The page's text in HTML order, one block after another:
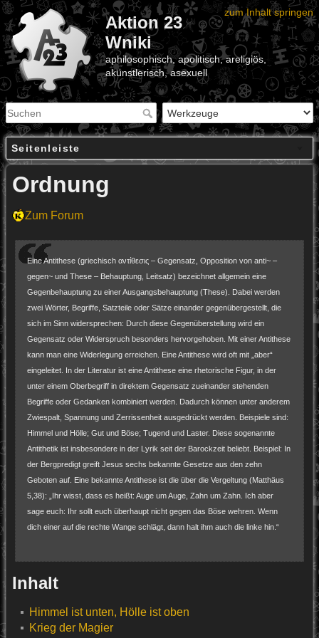
zum Inhalt springen
Aktion 23
Wniki
aphilosophisch, apolitisch, areligiös,
akünstlerisch, asexuell
Seitenleiste
Ordnung
Zum Forum
Eine Antithese (griechisch αντίθεσις – Gegensatz, Opposition von anti~ –
gegen~ und These – Behauptung, Leitsatz) bezeichnet allgemein eine
Gegenbehauptung zu einer Ausgangsbehauptung (These). Dabei werden
zwei Wörter, Begriffe, Satzteile oder Sätze einander gegenübergestellt, die
sich im Sinn widersprechen: Durch diese Gegenüberstellung wird ein
Gegensatz oder Widerspruch besonders hervorgehoben. Mit einer Antithese
kann man eine Widerlegung erreichen. Eine Antithese wird oft mit „aber“
eingeleitet. In der Literatur ist eine Antithese eine rhetorische Figur, in der
unter einem Oberbegriff in direktem Gegensatz zueinander stehenden
Begriffe oder Gedanken kombiniert werden. Dadurch können unter anderem
Zwiespalt, Spannung und Zerrissenheit ausgedrückt werden. Beispiele sind:
Himmel und Hölle; Gut und Böse; Tugend und Laster. Diese sogenannte
Antithetik ist insbesondere in der Lyrik seit der Barockzeit beliebt. Beispiel: In
der Bergpredigt greift Jesus sechs bekannte Gesetze aus den zehn
Geboten auf. Eine bekannte Antithese ist die über die Vergeltung (Matthäus
5,38): „Ihr wisst, dass es heißt: Auge um Auge, Zahn um Zahn. Ich aber
sage euch: Ihr sollt euch überhaupt nicht gegen das Böse wehren. Wenn
dich einer auf die rechte Wange schlägt, dann halt ihm auch die linke hin.“
Inhalt
Himmel ist unten, Hölle ist oben
Krieg der Magier